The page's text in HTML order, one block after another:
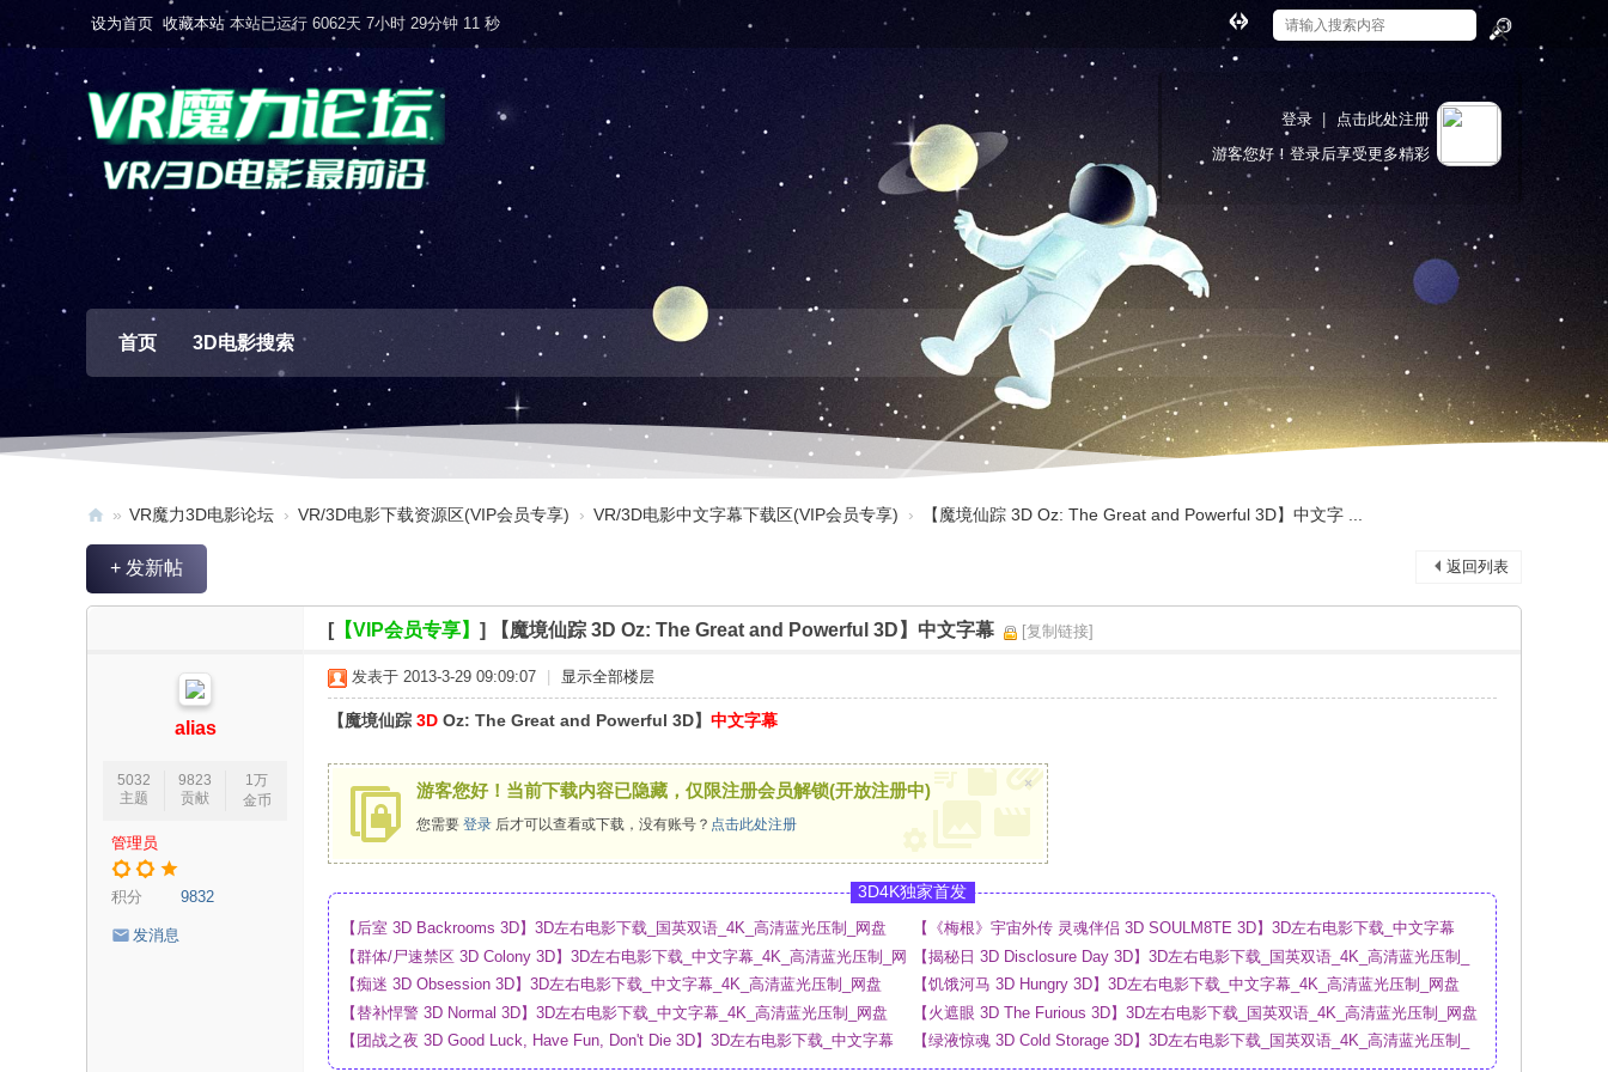
设为首页 收藏本站 本站已运行 6062天 7小时 29分钟 12 秒
索
切
换
宽
版
登录
点击此处注册
游客您好！登录后享受更多精彩
首页 3D电影搜索
V
» VR魔力3D电影论坛 › VR/3D电影下载资源区(VIP会员专享) › VR/3D电影中文字幕下载区(VIP会员专享) › 【魔境仙踪 3D Oz: The Great and Powerful 3D】中文字 ...
返回列表
+ 发新帖
[【VIP会员专享】 ] 【魔境仙踪 3D Oz: The Great and Powerful 3D】中文字幕 [复制链接]
alias
5032
主题
9823
贡献
1万
金币
管理员
积分 9832
发消息
发表于 2013-3-29 09:09:07 显示全部楼层
【魔境仙踪 3D Oz: The Great and Powerful 3D】 中文字幕
游客您好！当前下载内容已隐藏，仅限注册会员解锁(开放注册中)
您需要 登录 后才可以查看或下载，没有账号？ 点击此处注册
×
3D4K独家首发
【后室 3D Backrooms 3D】3D左右电影下载_国英双语_4K_高清蓝光压制_网盘
【《梅根》宇宙外传 灵魂伴侣 3D SOULM8TE 3D】3D左右电影下载_中文字幕
_4K_高清蓝光压制_网盘
【群体/尸速禁区 3D Colony 3D】3D左右电影下载_中文字幕_4K_高清蓝光压制_网
盘
【揭秘日 3D Disclosure Day 3D】3D左右电影下载_国英双语_4K_高清蓝光压制_
网盘
【痴迷 3D Obsession 3D】3D左右电影下载_中文字幕_4K_高清蓝光压制_网盘
【饥饿河马 3D Hungry 3D】3D左右电影下载_中文字幕_4K_高清蓝光压制_网盘
【替补悍警 3D Normal 3D】3D左右电影下载_中文字幕_4K_高清蓝光压制_网盘
【火遮眼 3D The Furious 3D】3D左右电影下载_国英双语_4K_高清蓝光压制_网盘
【团战之夜 3D Good Luck, Have Fun, Don't Die 3D】3D左右电影下载_中文字幕
【绿液惊魂 3D Cold Storage 3D】3D左右电影下载_国英双语_4K_高清蓝光压制_